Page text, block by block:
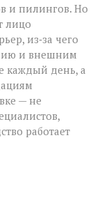
и пилингов. Но
лицо
из‑за чего
и внешним
каждый день, а
— не
работает